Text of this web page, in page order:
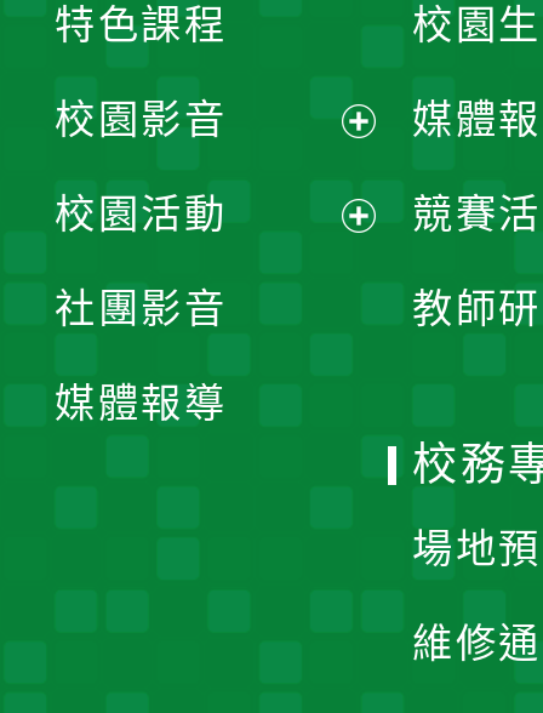
校園
媒體
競賽
教師
特色課程
校園影音
開
校園活動
社團影音
媒體報導
校務
場地
維修